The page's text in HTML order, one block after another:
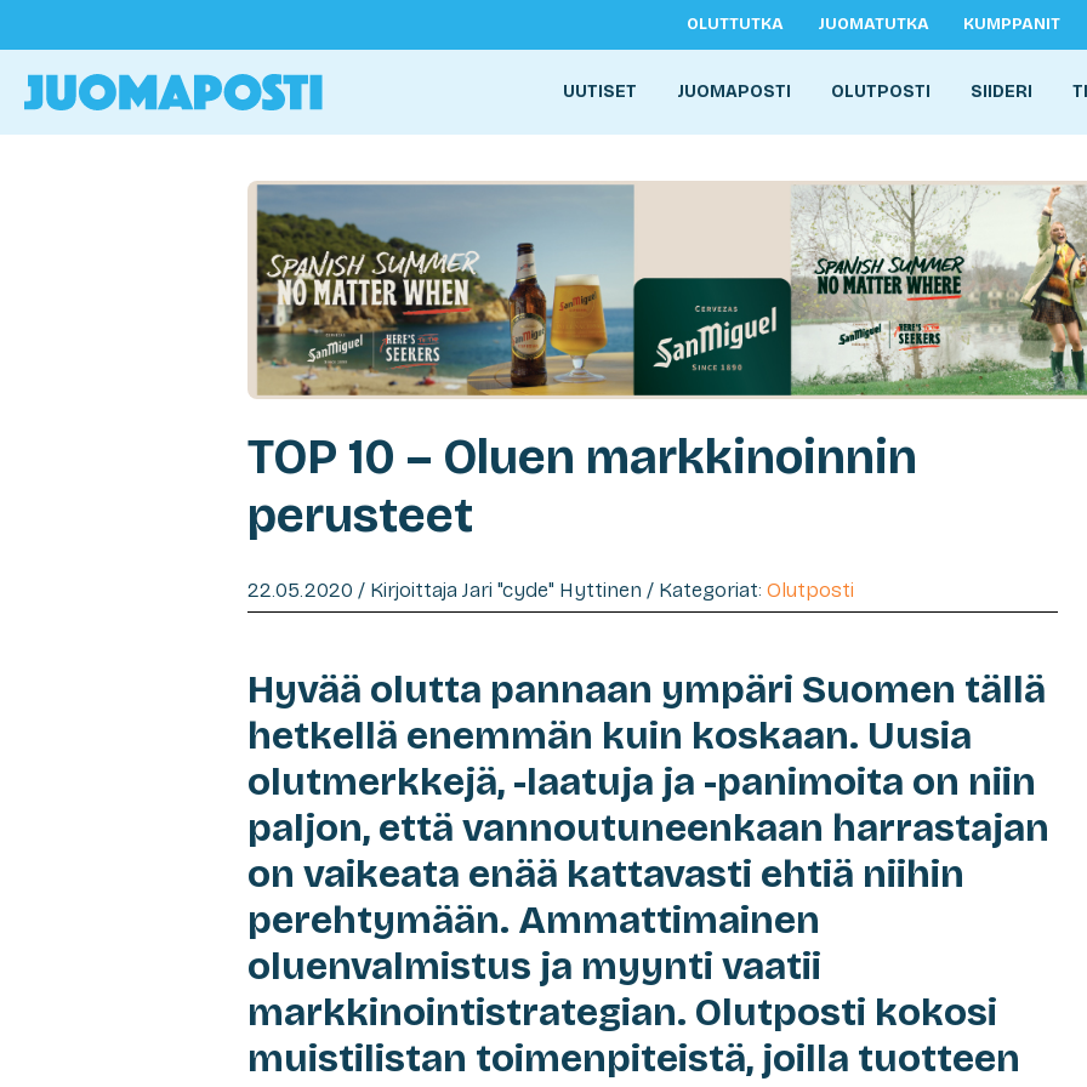
OLUTTUTKA JUOMATUTKA KUMPPANIT
UUTISET JUOMAPOSTI OLUTPOSTI SIIDERI
TOP 10 – Oluen markkinoinnin
perusteet
22.05.2020 / Kirjoittaja Jari "cyde" Hyttinen / Kategoriat: Olutposti
Hyvää olutta pannaan ympäri Suomen tällä
hetkellä enemmän kuin koskaan. Uusia
olutmerkkejä, -laatuja ja -panimoita on niin
paljon, että vannoutuneenkaan harrastajan
on vaikeata enää kattavasti ehtiä niihin
perehtymään. Ammattimainen
oluenvalmistus ja myynti vaatii
markkinointistrategian. Olutposti kokosi
muistilistan toimenpiteistä, joilla tuotteen